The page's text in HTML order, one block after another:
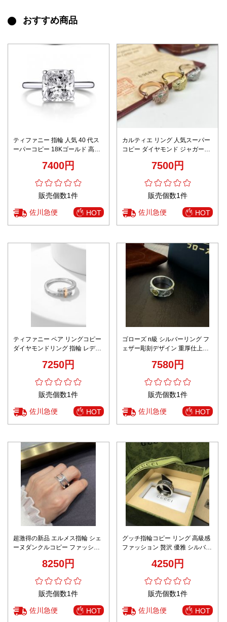
おすすめ商品
ティファニー 指輪 人気 40 代ス
ーパーコピー 18Kゴールド 高級
しい シルバー7400円
販売個数1件
佐川急便 HOT
カルティエ リング 人気スーパー
コピー ダイヤモンド ジャガー形
7500円
販売個数1件
佐川急便 HOT
ティファニー ペア リングコピー
ダイヤモンドリング 指輪 レディ
7250円
販売個数1件
佐川急便 HOT
ゴローズ n級 シルバーリング フ
ェザー彫刻デザイン 重厚仕上げ
7580円
販売個数1件
佐川急便 HOT
超激得の新品 エルメス指輪 シェ
ーヌダンクルコピー ファッショ
8250円
販売個数1件
佐川急便 HOT
グッチ指輪コピー リング 高級感
ファッション 贅沢 優雅 シルバー
4250円
販売個数1件
佐川急便 HOT